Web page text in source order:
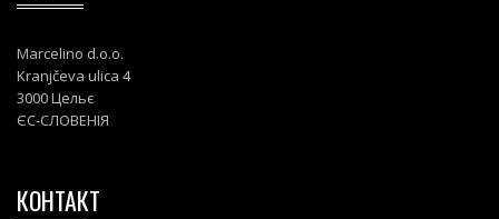
Marcelino d.o.o.
Kranjčeva ulica 4
3000 Цельє
ЄС-СЛОВЕНІЯ
КОНТАКТ